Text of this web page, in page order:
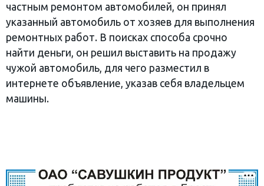
частным ремонтом автомобилей, он принял
указанный автомобиль от хозяев для выполнения
ремонтных работ. В поисках способа срочно
найти деньги, он решил выставить на продажу
чужой автомобиль, для чего разместил в
интернете объявление, указав себя владельцем
машины.